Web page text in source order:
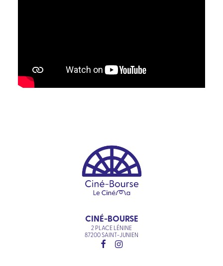
CINÉ-BOURSE
2 PLACE LÉNINE
87200 SAINT-JUNIEN